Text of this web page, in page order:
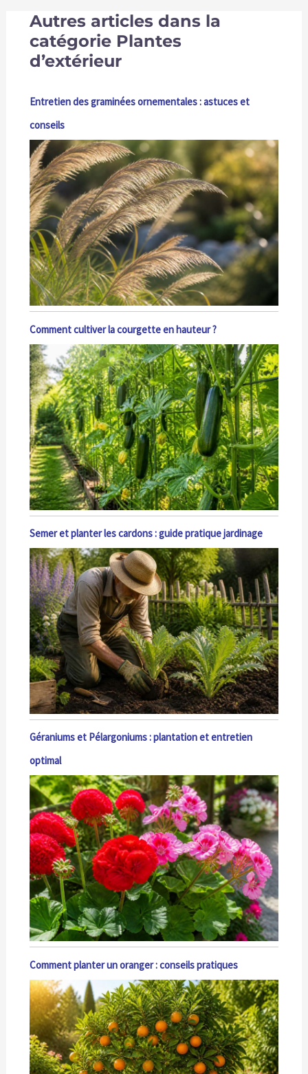
Autres articles dans la
catégorie Plantes
d’extérieur
Entretien des graminées ornementales : astuces et
conseils
Comment cultiver la courgette en hauteur ?
Semer et planter les cardons : guide pratique jardinage
Géraniums et Pélargoniums : plantation et entretien
optimal
Comment planter un oranger : conseils pratiques